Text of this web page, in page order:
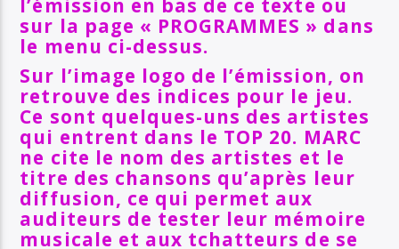
l’émission en bas de ce texte ou
sur la page « PROGRAMMES » dans
le menu ci-dessus.
Sur l’image logo de l’émission, on
retrouve des indices pour le jeu.
Ce sont quelques-uns des artistes
qui entrent dans le TOP 20. MARC
ne cite le nom des artistes et le
titre des chansons qu’après leur
diffusion, ce qui permet aux
auditeurs de tester leur mémoire
musicale et aux tchatteurs de se